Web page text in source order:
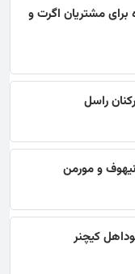
برای مشتریان اگرت و
راسل
و مورمن
کیچنر